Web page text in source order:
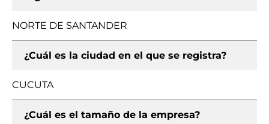
NORTE DE SANTANDER
¿Cuál es la ciudad en el que se registra?
CUCUTA
¿Cuál es el tamaño de la empresa?